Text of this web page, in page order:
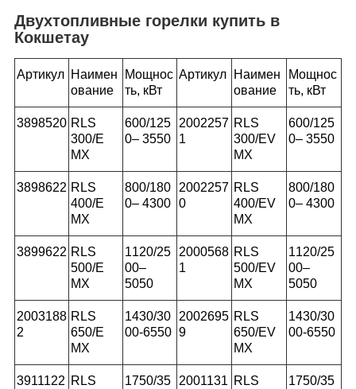
Двухтопливные горелки купить в
Кокшетау
Артикул Наимен
ование
Мощнос
ть, кВт
Артикул
Наимен
ование
Мощнос
ть, кВт
3898520 RLS
300/E
MX
600/125
0– 3550
2002257
1
RLS
300/EV
MX
600/125
0– 3550
3898622 RLS
400/E
MX
800/180
0– 4300
2002257
0
RLS
400/EV
MX
800/180
0– 4300
3899622 RLS
500/E
MX
1120/25
00–
5050
2000568
1
RLS
500/EV
MX
1120/25
00–
5050
2003188
2
RLS
650/E
MX
1430/30
00-6550
2002695
9
RLS
650/EV
MX
1430/30
00-6550
3911122 RLS
1750/35 2001131 RLS
1750/35